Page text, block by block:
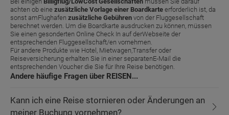
achten ob eine zusätzliche Vorlage einer Boardkarte erforderlich ist, da
sonst amFlughafen zusätzliche Gebühren von der Fluggesellschaft
berechnet werden. Um die Boardkarte ausdrucken zu können, müssen
Sie einen gesonderten Online Check In auf derWebseite der
entsprechenden Fluggesellschaft/en vornehmen.
Für andere Produkte wie Hotel, Mietwagen,Transfer oder
Reiseversicherung erhalten Sie in einer separatenE-Mail die
entsprechenden Voucher die Sie für Ihre Reise benötigen.
Andere häufige Fragen über REISEN...
Kann ich eine Reise stornieren oder Änderungen an
meiner Buchung vornehmen?